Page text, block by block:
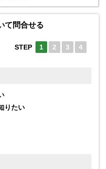
て問合せる
STEP 1 2 3 4
りたい